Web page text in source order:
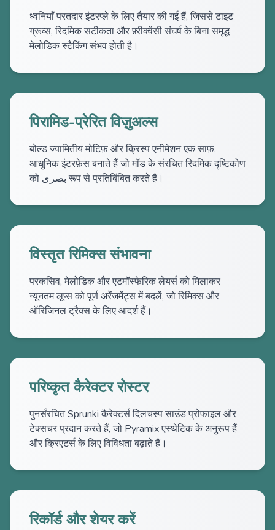
ध्वनियाँ परतदार इंटरप्ले के लिए तैयार की गई हैं, जिससे टाइट
ग्रूव्स, रिदमिक सटीकता और फ़्रीक्वेंसी संघर्ष के बिना समृद्ध
मेलोडिक स्टैकिंग संभव होती है।
पिरामिड-प्रेरित विज़ुअल्स
बोल्ड ज्यामितीय मोटिफ़ और क्रिस्प एनीमेशन एक साफ़,
आधुनिक इंटरफ़ेस बनाते हैं जो मॉड के संरचित रिदमिक दृष्टिकोण
को بصری रूप से प्रतिबिंबित करते हैं।
विस्तृत रिमिक्स संभावना
परकसिव, मेलोडिक और एटमॉस्फेरिक लेयर्स को मिलाकर
न्यूनतम लूप्स को पूर्ण अरेंजमेंट्स में बदलें, जो रिमिक्स और
ऑरिजिनल ट्रैक्स के लिए आदर्श हैं।
परिष्कृत कैरेक्टर रोस्टर
पुनर्संरचित Sprunki कैरेक्टर्स दिलचस्प साउंड प्रोफाइल और
टेक्सचर प्रदान करते हैं, जो Pyramix एस्थेटिक के अनुरूप हैं
और क्रिएटर्स के लिए विविधता बढ़ाते हैं।
रिकॉर्ड और शेयर करें